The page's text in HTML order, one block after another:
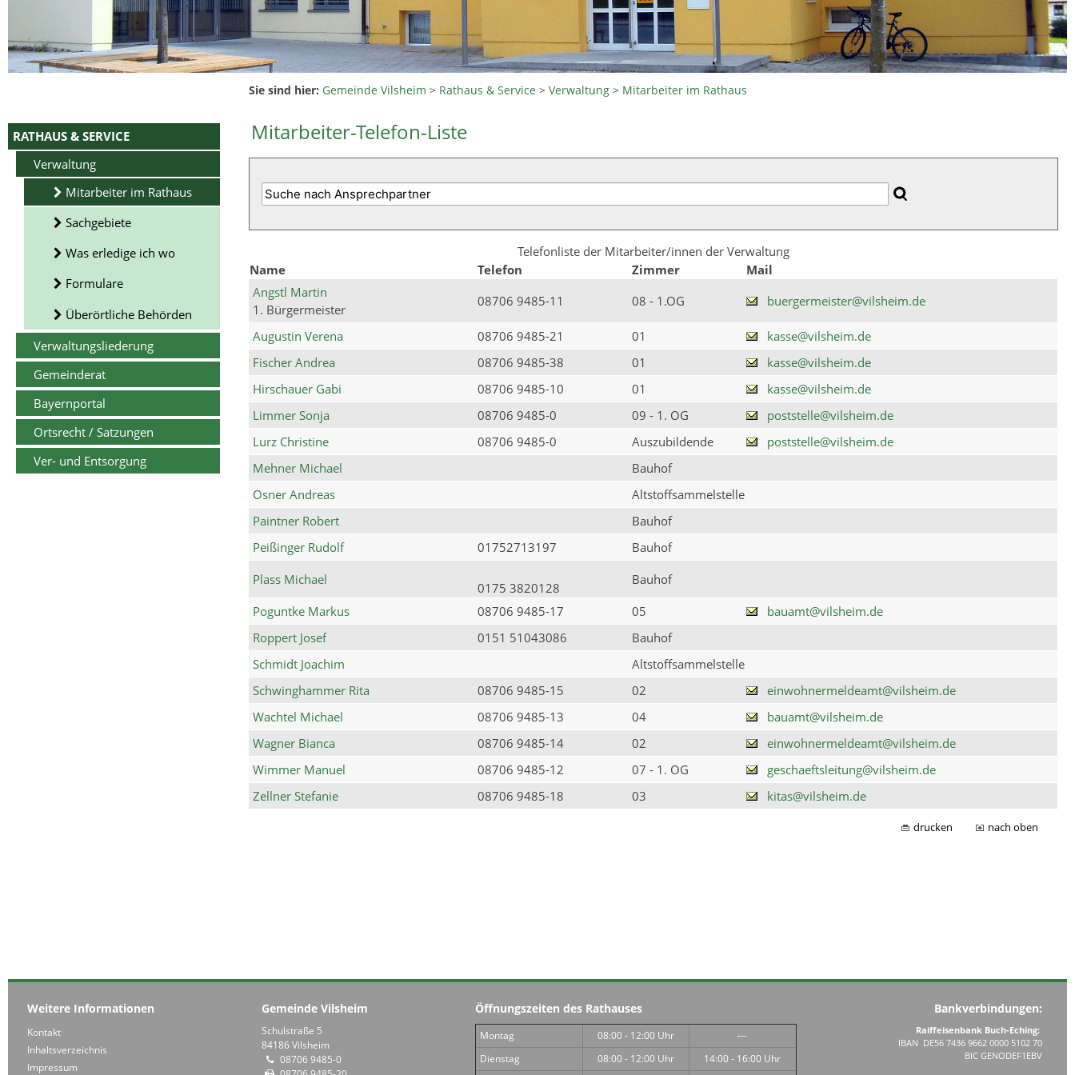
RATHAUS & SERVICE
Verwaltung
Mitarbeiter im Rathaus
Sachgebiete
Was erledige ich wo
Formulare
Überörtliche Behörden
Verwaltungsliederung
Gemeinderat
Bayernportal
Ortsrecht / Satzungen
Ver- und Entsorgung
Sie sind hier: Gemeinde Vilsheim > Rathaus & Service >Verwaltung > Mitarbeiter im Rathaus
Mitarbeiter-Telefon-Liste
Telefonliste der Mitarbeiter/innen der Verwaltung
Name
Telefon Zimmer
Mail
Angstl Martin
1. Bürgermeister
08706 9485-11 08 - 1.OG buergermeister@vilsheim.de
Augustin Verena 08706 9485-21 01
kasse@vilsheim.de
Fischer Andrea
08706 9485-38 01
kasse@vilsheim.de
Hirschauer Gabi
08706 9485-10 01
kasse@vilsheim.de
Limmer Sonja
08706 9485-0 09 - 1. OG
poststelle@vilsheim.de
Lurz Christine
08706 9485-0 Auszubildende
poststelle@vilsheim.de
Mehner Michael
Bauhof
Osner Andreas
Altstoffsammelstelle
Paintner Robert
Bauhof
Peißinger Rudolf
01752713197
Bauhof
Plass Michael
0175 3820128
Bauhof
Poguntke Markus
08706 9485-17 05
bauamt@vilsheim.de
Roppert Josef
0151 51043086
Bauhof
Schmidt Joachim
Altstoffsammelstelle
Schwinghammer Rita
08706 9485-15 02
einwohnermeldeamt@vilsheim.de
Wachtel Michael
08706 9485-13 04
bauamt@vilsheim.de
Wagner Bianca
08706 9485-14 02
einwohnermeldeamt@vilsheim.de
Wimmer Manuel
08706 9485-12 07 - 1. OG
geschaeftsleitung@vilsheim.de
Zellner Stefanie
08706 9485-18 03 kitas@vilsheim.de
drucken nach oben
Weitere Informationen
Kontakt
Inhaltsverzeichnis
Impressum
Gemeinde Vilsheim
Schulstraße 5
84186 Vilsheim
08706 9485-0
Öffnungszeiten des Rathauses
Montag 08:00 - 12:00 Uhr
---
Dienstag
08:00 - 12:00 Uhr
14:00 - 16:00 Uhr
Bankverbindungen:
Raiffeisenbank Buch-Eching:
IBAN DE56 7436 9662 0000 5102 70
BIC GENODEF1EBV